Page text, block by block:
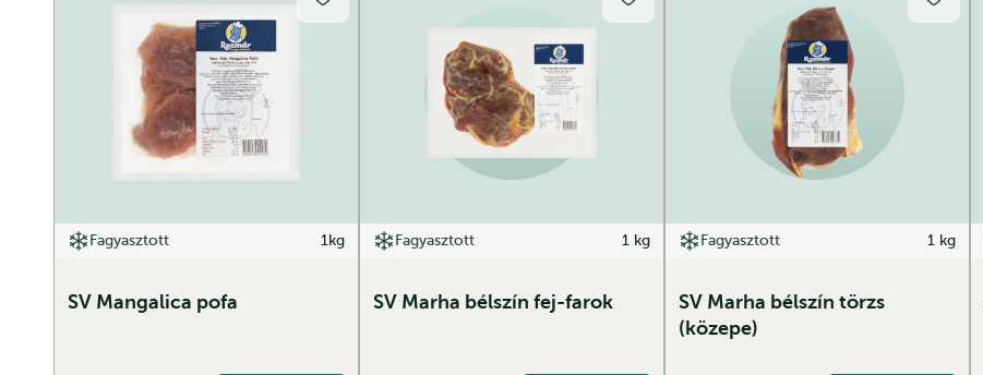
Fagyasztott 1kg
SV Mangalica pofa
Fagyasztott 1 kg
SV Marha bélszín fej-farok
Fagyasztott 1 kg
SV Marha bélszín törzs
(közepe)